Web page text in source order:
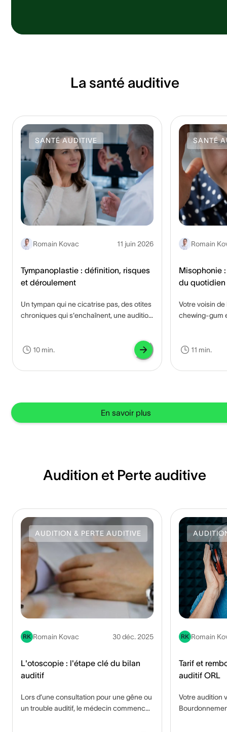
La santé auditive
SANTÉ AUDITIVE
Romain Kovac 11 juin 2026
Tympanoplastie : définition, risques
et déroulement
Un tympan qui ne cicatrise pas, des otites
chroniques qui s'enchaînent, une audition
chirurgicale à ces situations qui
10 min.
SANTÉ
Romain
Misophonie
du
Votre voisin
chewing-gum
table vous
Ce que vous
humeur.
11 min.
En savoir plus
Audition et Perte auditive
AUDITION & PERTE AUDITIVE
RK Romain Kovac 30 déc. 2025
L'otoscopie : l'étape clé du bilan
auditif
Lors d’une consultation pour une gêne ou
un trouble auditif, le médecin commence
RK Romain
Tarif et
auditif ORL
Votre audition